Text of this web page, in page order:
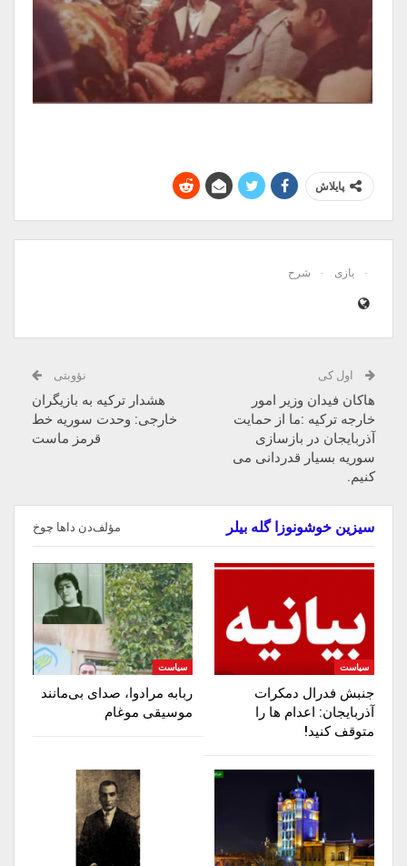
پایلاش
یازی شرح
اول کی
هاکان فیدان وزیر امور
خارجه ترکیه :ما از حمایت
آذربایجان در بازسازی
سوریه بسیار قدردانی می
کنیم.
نؤوبتی
هشدار ترکیه به بازیگران
خارجی: وحدت سوریه خط
قرمز ماست
سیزین خوشونوزا گله بیلر مؤلف‌دن داها چوخ
سیاست
جنبش فدرال دمکرات
آذربایجان: اعدام ها را‌
متوقف‌ کنید!
سیاست
ربابه مرادوا، صدای بی‌مانند
موسیقی موغام